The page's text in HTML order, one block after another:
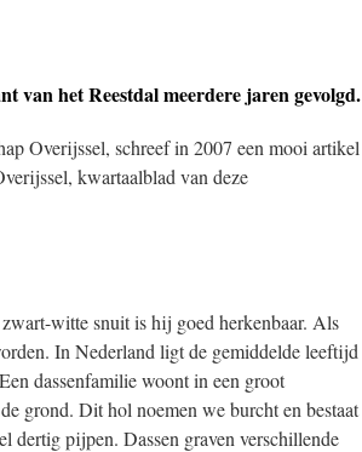
van het Reestdal meerdere jaren gevolgd.
Overijssel, schreef in 2007 een mooi artikel
kwartaalblad van deze
witte snuit is hij goed herkenbaar. Als
In Nederland ligt de gemiddelde leeftijd
dassenfamilie woont in een groot
grond. Dit hol noemen we burcht en bestaat
dertig pijpen. Dassen graven verschillende